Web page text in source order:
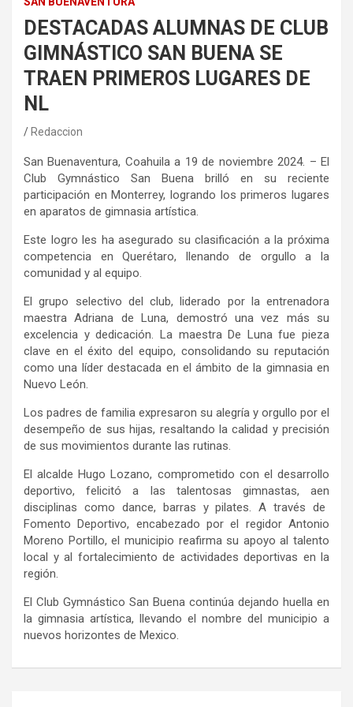
DESTACADAS ALUMNAS DE CLUB
GIMNÁSTICO SAN BUENA SE
TRAEN PRIMEROS LUGARES DE
NL
Redaccion
San Buenaventura, Coahuila a 19 de noviembre2024. – El
Club Gymnástico San Buena brilló en su reciente
participación en Monterrey, logrando los primeros lugares
en aparatos de gimnasia artística.
Este logro les ha asegurado su clasificación a la próxima
competencia en Querétaro, llenando de orgullo a la
comunidad y al equipo.
El grupo selectivo del club, liderado por la entrenadora
maestra Adriana de Luna, demostró una vez más su
excelencia y dedicación. La maestra De Luna fue pieza
clave en el éxito del equipo, consolidando su reputación
como una líder destacada en el ámbito de la gimnasia en
Nuevo León.
Los padres de familia expresaron su alegría y orgullo por el
desempeño de sus hijas, resaltando la calidad y precisión
de sus movimientos durante las rutinas.
El alcalde Hugo Lozano, comprometido con el desarrollo
deportivo, felicitó a las talentosas gimnastas, aen
disciplinas como dance, barras y pilates. A través de
Fomento Deportivo, encabezado por el regidor Antonio
Moreno Portillo, el municipio reafirma su apoyo al talento
local y al fortalecimiento de actividades deportivas en la
región.
El Club Gymnástico San Buena continúa dejando huella en
la gimnasia artística, llevando el nombre del municipio a
nuevos horizontes de Mexico.